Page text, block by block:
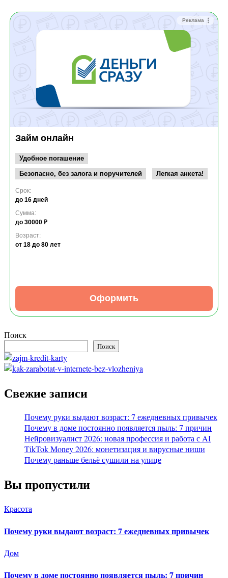
Реклама
Займ онлайн
Удобное погашение
Безопасно, без залога и поручителей
Легкая анкета!
Срок:
до 16 дней
Сумма:
до 30000 ₽
Возраст:
от 18 до 80 лет
Оформить
Поиск
Поиск
Свежие записи
Почему руки выдают возраст: 7 ежедневных привычек
Почему в доме постоянно появляется пыль: 7 причин
Нейровизуалист 2026: новая профессия и работа с AI
TikTok Money 2026: монетизация и вирусные ниши
Почему раньше бельё сушили на улице
Вы пропустили
Красота
Почему руки выдают возраст: 7 ежедневных привычек
Дом
Почему в доме постоянно появляется пыль: 7 причин